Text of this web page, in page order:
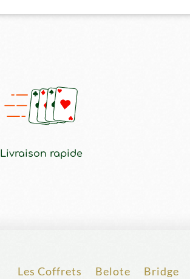
Livraison rapide
Les Coffrets Belote Bridge